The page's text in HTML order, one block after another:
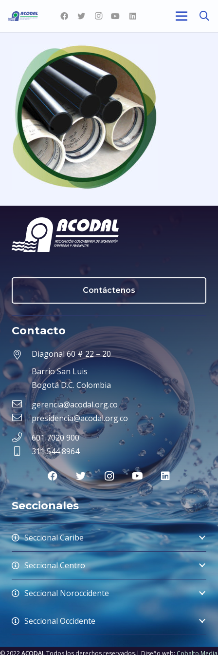
Contáctenos
Contacto
Diagonal 60 # 22 – 20
Barrio San Luis
Bogotá D.C. Colombia
gerencia@acodal.org.co
presidencia@acodal.org.co
601 7020 900
311 544 8964
Seccionales
Seccional Caribe
Seccional Centro
Seccional Noroccidente
Seccional Occidente
© 2022 ACODALTodos los derechos reservados.| Diseño web: Cobalto.Media